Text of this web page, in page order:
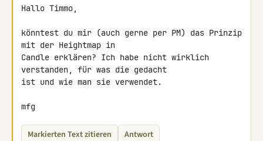
Hallo Timmo,
könntest du mir (auch gerne per PM) das Prinzip
mit der Heightmap in
Candle erklären? Ich habe nicht wirklich
verstanden, für was die gedacht
ist und wie man sie verwendet.
mfg
Markierten Text zitieren Antwort